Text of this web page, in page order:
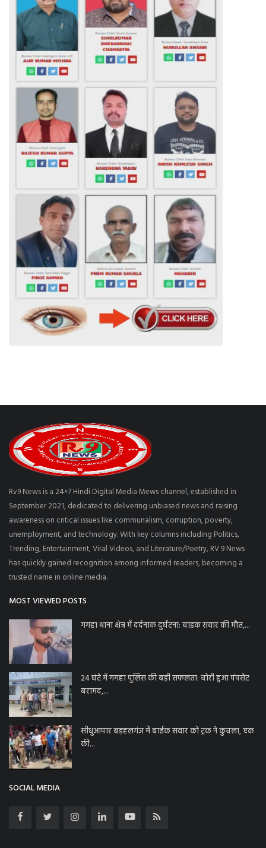
Rv9 News is a 24×7 Hindi Digital Media Mews channel, established in
September 2021, dedicated to delivering unbiased news and raising
awareness on critical issues like communalism, corruption, poverty,
unemployment, and technology. With key columns including Politics,
Trending, Entertainment, Viral Videos, and Literature/Poetry, RV 9 News
has quickly gained recognition among informed readers, becoming a
trusted name in online media.
MOST VIEWED POSTS
गगहा थाना क्षेत्र में दर्दनाक दुर्घटना: बाइक सवार की मौत,...
24 घंटे में गगहा पुलिस की बड़ी सफलता: चोरी हुआ पंपसेट
बरामद,...
सीधुआपार बड़हलगंज में बाईक सवार को ट्रक ने कुचला, एक
की...
SOCIAL MEDIA